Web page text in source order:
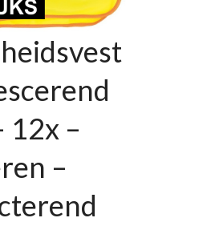
12x –
–